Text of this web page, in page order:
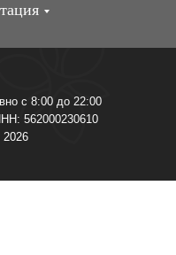
с 8:00 до 22:00
562000230610